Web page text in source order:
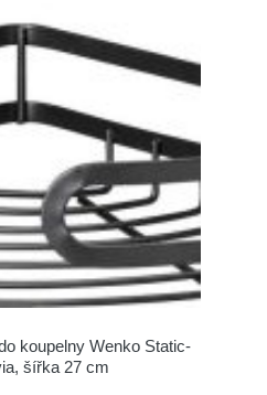
koupelny Wenko Static-
šířka 27 cm